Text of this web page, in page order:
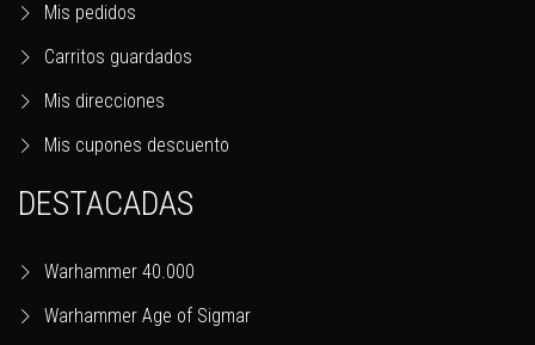
Mis pedidos
Carritos guardados
Mis direcciones
Mis cupones descuento
DESTACADAS
Warhammer 40.000
Warhammer Age of Sigmar